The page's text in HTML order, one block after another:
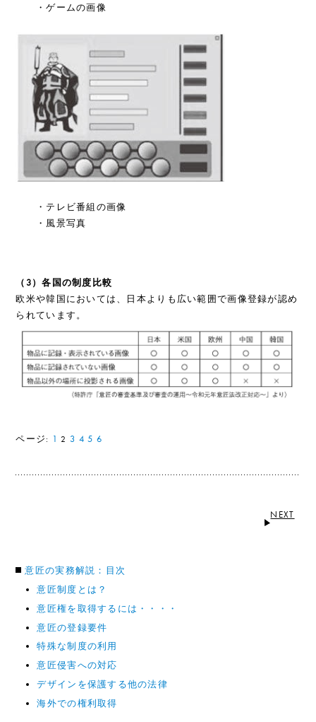
・ゲームの画像
・テレビ番組の画像
・風景写真
（3）各国の制度比較
欧米や韓国においては、日本よりも広い範囲で画像登録が認め
られています。
ページ: 1 2 3 4 5 6
NEXT
意匠の実務解説：目次
意匠制度とは？
意匠権を取得するには・・・・
意匠の登録要件
特殊な制度の利用
意匠侵害への対応
デザインを保護する他の法律
海外での権利取得